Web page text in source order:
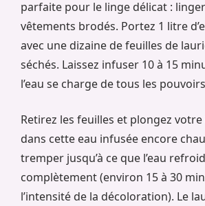
parfaite pour le linge délicat :
vêtements brodés. Portez 1 litre
avec une dizaine de feuilles de
séchés. Laissez infuser 10 à 15
l’eau se charge de tous les
Retirez les feuilles et plongez
dans cette eau infusée encore
tremper jusqu’à ce que l’eau
complètement (environ 15 à 30
l’intensité de la décoloration). Le